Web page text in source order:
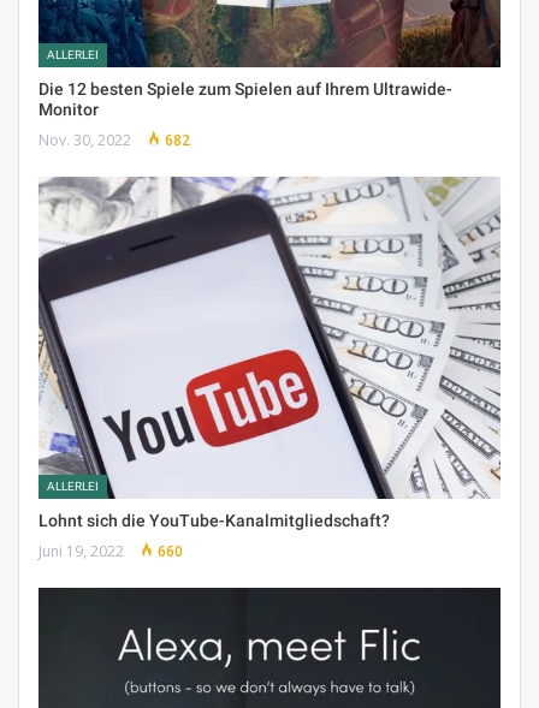
ALLERLEI
Die 12 besten Spiele zum Spielen auf Ihrem Ultrawide-
Monitor
Nov. 30, 2022 682
ALLERLEI
Lohnt sich die YouTube-Kanalmitgliedschaft?
Juni 19, 2022 660